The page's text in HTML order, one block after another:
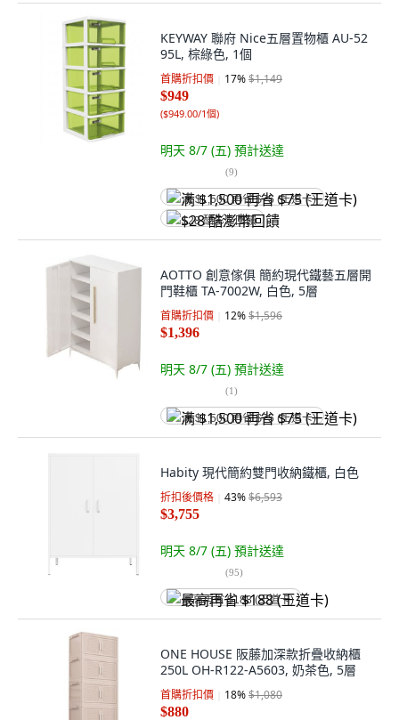
KEYWAY 聯府 Nice五層置物櫃 AU-52
95L, 棕綠色, 1個
首購折扣價 17%$1,149
$949
($949.00/1個)
明天 8/7 (五) 預計送達
(9)
满 $1,500 再省 $75 (王道卡)
$28 酷澎幣回饋
AOTTO 創意傢俱 簡約現代鐵藝五層開
門鞋櫃 TA-7002W, 白色, 5層
首購折扣價 12%$1,596
$1,396
明天 8/7 (五) 預計送達
(1)
满 $1,500 再省 $75 (王道卡)
Habity 現代簡約雙門收納鐵櫃, 白色
折扣後價格 43%$6,593
$3,755
明天 8/7 (五) 預計送達
(95)
最高再省 $188 (王道卡)
ONE HOUSE 阪藤加深款折疊收納櫃
250L OH-R122-A5603, 奶茶色, 5層
首購折扣價 18%$1,080
$880